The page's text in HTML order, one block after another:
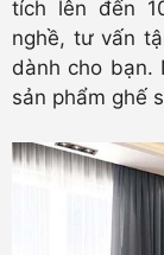
tích lên đến
nghề, tư vấn
dành cho bạn.
sản phẩm ghế